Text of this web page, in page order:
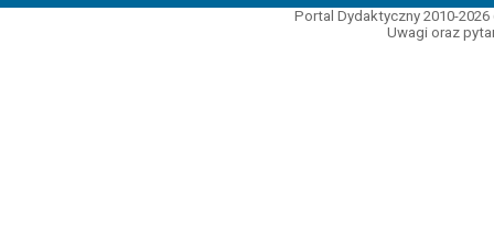
Portal Dydaktyczny 2010-
Uwagi oraz